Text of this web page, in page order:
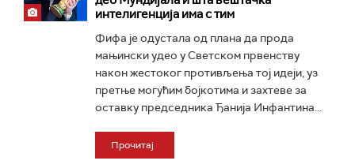
интелигенција има с тим
Фифа је одустала од плана да прода
мањински удео у Светском првенству
након жестоког противљења тој идеји, уз
претње могућим бојкотима и захтеве за
оставку председника Ђанија Инфантина...
Прочитај